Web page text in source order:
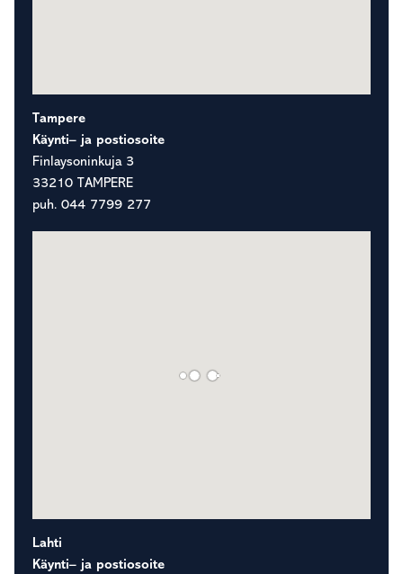
Tampere
Käynti– ja postiosoite
Finlaysoninkuja 3
33210 TAMPERE
puh. 044 7799 277
Lahti
Käynti– ja postiosoite